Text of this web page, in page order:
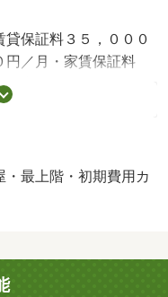
保証料３５，０００
円／月・家賃保証料
犬可／猫可・ＪＲ琵
物件です。ペットに
ＴＶモニターホンも
駐輪場：有/鍵交換費
他 2750円
最上階・初期費用カ